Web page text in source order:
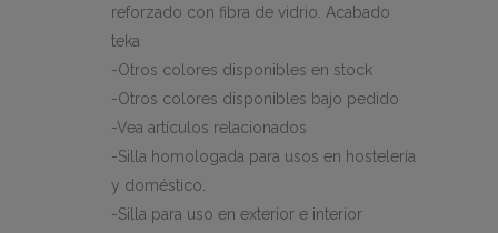
reforzado con fibra de vidrio. Acabado
teka
-Otros colores disponibles en stock
-Otros colores disponibles bajo pedido
-Vea artículos relacionados
-Silla homologada para usos en hostelería
y doméstico.
-Silla para uso en exterior e interior